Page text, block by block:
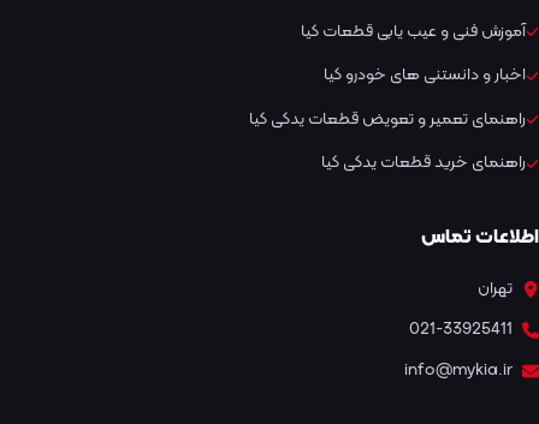
آموزش فنی و عیب یابی قطعات کیا
اخبار و دانستنی های خودرو کیا
راهنمای تعمیر و تعویض قطعات یدکی کیا
راهنمای خرید قطعات یدکی کیا
اطلاعات تماس
تهران
021-33925411
info@mykia.ir